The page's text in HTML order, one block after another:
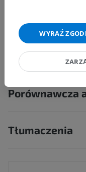
Porównawcza
Tłumaczenia
WYRAŹ